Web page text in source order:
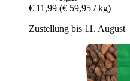
€ 11,99 (€ 59,95 / kg)
Zustellung bis 11. August